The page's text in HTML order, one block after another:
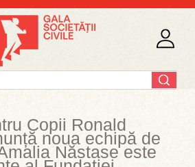
Copii Ronald
noua echipă de
Năstase este